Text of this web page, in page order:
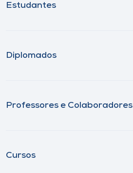
Estudantes
Diplomados
Professores e Colaboradores
Cursos